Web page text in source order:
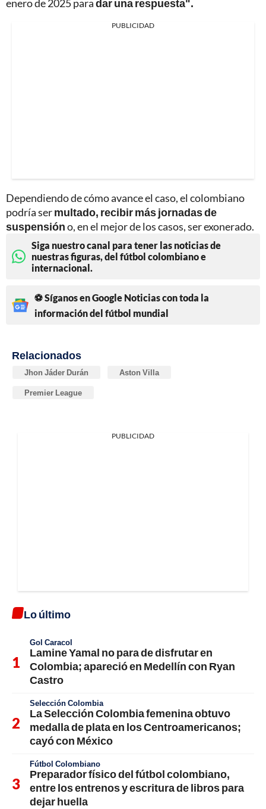
enero de 2025 paradar una respuesta".
PUBLICIDAD
Dependiendo de cómo avance el caso, el colombiano
podría sermultado, recibir más jornadas de
suspensióno, en el mejor de los casos, ser exonerado.
Siga nuestro canal para tener las noticias de
nuestras figuras, del fútbol colombiano e
internacional.
⚽ Síganos en Google Noticias con toda la
información del fútbol mundial
Relacionados
Jhon Jáder Durán Aston Villa
Premier League
PUBLICIDAD
Lo último
Gol Caracol
Lamine Yamal no para de disfrutar en
Colombia; apareció en Medellín con Ryan
Castro
Selección Colombia
La Selección Colombia femenina obtuvo
medalla de plata en los Centroamericanos;
cayó con México
Fútbol Colombiano
Preparador físico del fútbol colombiano,
entre los entrenos y escritura de libros para
dejar huella